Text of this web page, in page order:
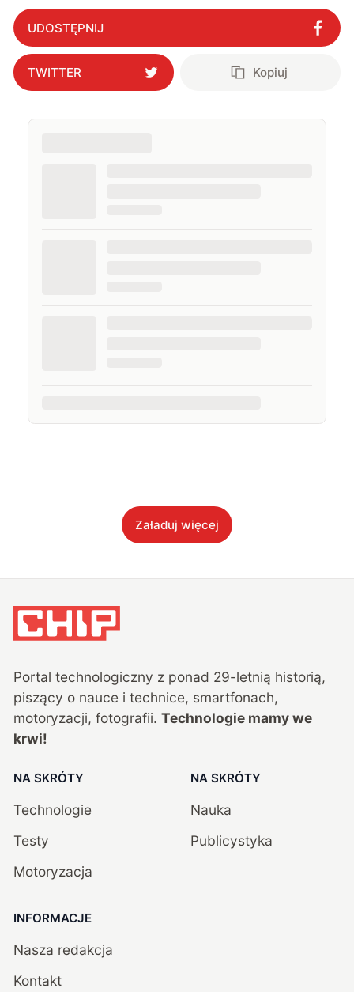
ręki"?
UDOSTĘPNIJ
TWITTER Kopiuj
Załaduj więcej
Portal technologiczny z ponad 29-letnią historią,
piszący o nauce i technice, smartfonach,
motoryzacji, fotografii. Technologie mamy we
krwi!
NA SKRÓTY
Technologie
Testy
Motoryzacja
NA SKRÓTY
Nauka
Publicystyka
INFORMACJE
Nasza redakcja
Kontakt